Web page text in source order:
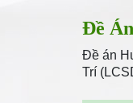
Đề
Đề án
Trí